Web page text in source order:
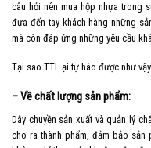
câu hỏi nên mua hộp nhựa trong
đưa đến tay khách hàng những
mà còn đáp ứng những yêu cầu
Tại sao TTL ại tự hào được như
– Về chất lượng sản phẩm:
Dây chuyền sản xuất và quản lý
cho ra thành phẩm, đảm bảo sản